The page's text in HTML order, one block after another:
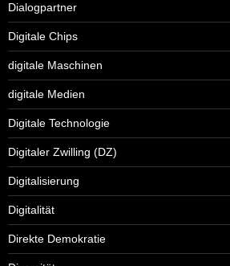
Dialogpartner
Digitale Chips
digitale Maschinen
digitale Medien
Digitale Technologie
Digitaler Zwilling (DZ)
Digitalisierung
Digitalität
Direkte Demokratie